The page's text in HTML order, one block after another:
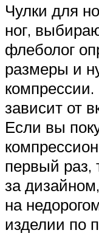
Чулки для
ног,
флеболог
размеры и
зависит от
Если вы
первый раз,
за
на
изделии по